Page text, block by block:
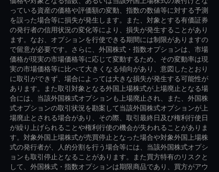
っている資産の価格や評価額の変動、指数の数値等に対する予測
を誤った場合等に損失が発生します。また、対象とする有価証券
の発行者の信用状況の変化等により、損失が発生することがあり
ます。なお、オプションを行使できる期間には制限がありますの
で留意が必要です。さらに、外国株式・指数オプションは、市場
価格が現実の市場価格等に応じて変動するため、その変動率は現
実の市場価格等に比べて大きくなる傾向があり、意図したとおり
に取引ができず、場合によっては大きな損失が発生する可能性が
あります。また取引対象となる外国上場株式が上場廃止となる場
合には、当該外国株式オプションも上場廃止され、また、外国株
式オプションの取引状況を勘案して当該外国株式オプションが上
場廃止とされる場合があり、その際、取引最終日及び権利行使日
が繰り上げられることや権利行使の機会が失われることがありま
す。対象外国上場株式が売買停止となった場合や対象外国上場株
式の発行者が、人的分割を行う場合等には、当該外国株式オプシ
ョンも取引停止となることがあります。また買方特有のリスクと
して、外国株式・指数オプションは期限商品であり、買方がアウ